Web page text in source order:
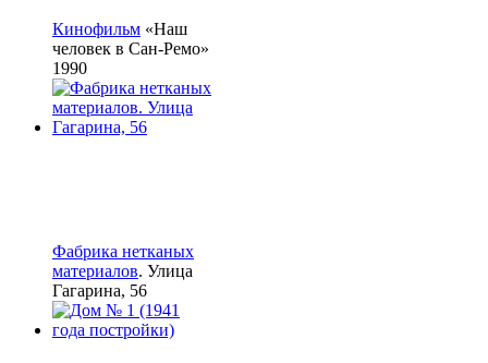
Кинофильм «Наш
человек в Сан-Ремо»
1990
Фабрика нетканых
материалов. Улица
Гагарина, 56